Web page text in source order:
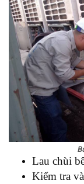
Lau chùi
Kiểm tra